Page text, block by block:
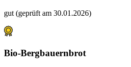
gut (geprüft am 30.01.2026)
Bio-Bergbauernbrot